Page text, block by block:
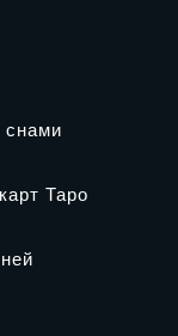
снами
Таро